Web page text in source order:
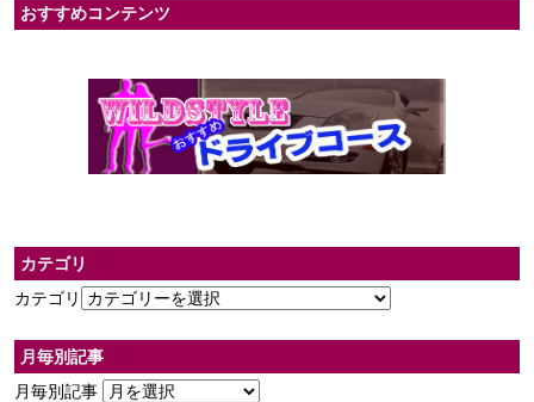
おすすめコンテンツ
カテゴリ
カテゴリ
月毎別記事
月毎別記事